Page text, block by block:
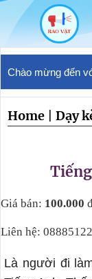
Chào mừng đến
Home Dạy
Giá bán: 100.000
Liên hệ:
Là người đi